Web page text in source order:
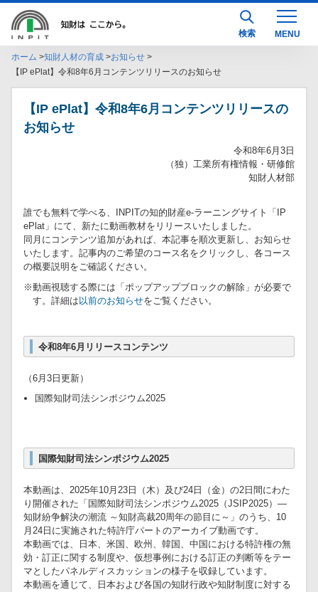
検索
ホーム 知財人材の育成
お知らせ
【IP ePlat】令和8年6月コンテンツリリースのお知らせ
【IP ePlat】令和8年6月コンテンツリリースの
お知らせ
令和8年6月3日
（独）工業所有権情報・研修館
知財人材部
誰でも無料で学べる、INPITの知的財産e-ラーニングサイト「IP
ePlat」にて、新たに動画教材をリリースいたしました。
同月にコンテンツ追加があれば、本記事を順次更新し、お知らせ
いたします。記事内のご希望のコース名をクリックし、各コース
の概要説明をご確認ください。
※動画視聴する際には「ポップアップブロックの解除」が必要で
す。詳細は 以前のお知らせをご覧ください。
令和8年6月リリースコンテンツ
（6月3日更新）
国際知財司法シンポジウム2025
国際知財司法シンポジウム2025
本動画は、2025年10月23日（木）及び24日（金）の2日間にわた
り開催された「国際知財司法シンポジウム2025（JSIP2025）―
知財紛争解決の潮流 ～知財高裁20周年の節目に～」のうち、10
月24日に実施された特許庁パートのアーカイブ動画です。
本動画では、日本、米国、欧州、韓国、中国における特許権の無
効・訂正に関する制度や、仮想事例における訂正の判断等をテー
マとしたパネルディスカッションの様子を収録しています。
本動画を通じて、日本および各国の知財行政や知財制度に対する